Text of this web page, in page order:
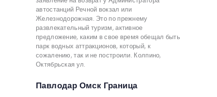
автостанций Речной вокзал или
Железнодорожная. Это по прежнему
развлекательный туризм, активное
предложение, каким в свое время обещал быть
парк водных аттракционов, который, к
сожалению, так и не построили. Колпино,
Октябрьская ул.
Павлодар Омск Граница